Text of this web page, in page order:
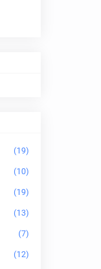
(19)
(10)
(19)
(13)
(7)
(12)